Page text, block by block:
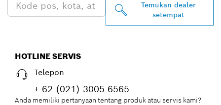
Temukan dealer
setempat
HOTLINE SERVIS
Telepon
+ 62 (021) 3005 6565
Anda memiliki pertanyaan tentang produk atau servis kami?